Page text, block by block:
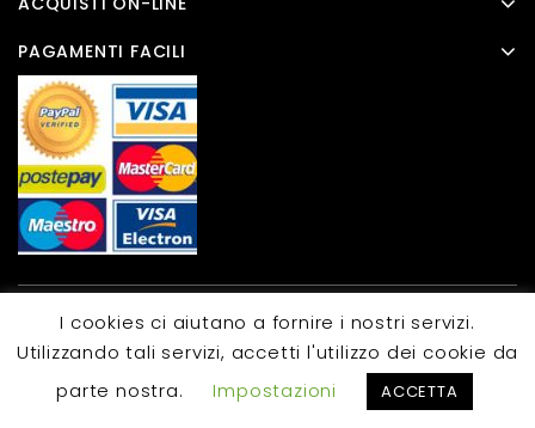
PAGAMENTI FACILI
Copyright © 2026 Templatemela
I cookies ci aiutano a fornire i nostri servizi.
Utilizzando tali servizi, accetti l'utilizzo dei cookie da
parte nostra.
Impostazioni ACCETTA